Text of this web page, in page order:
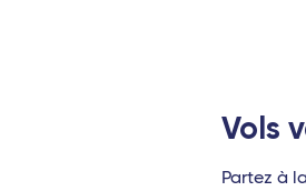
Bordeaux Saint-
Rennes - TGV
Vols
Partez à